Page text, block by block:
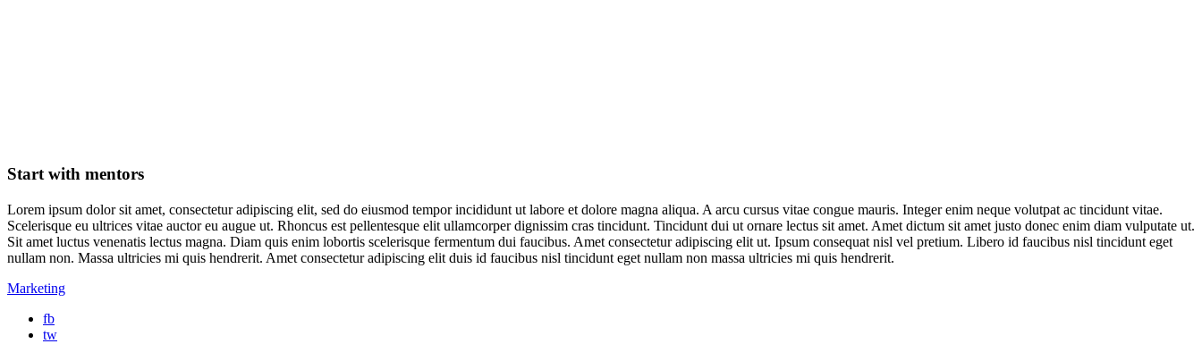
Start with mentors
Lorem ipsum dolor sit amet, consectetur adipiscing elit, sed do eiusmod tempor incididunt ut labore et dolore magna aliqua. A arcu cursus vitae congue mauris. Integer enim neque volutpat ac tincidunt vitae.
Scelerisque eu ultrices vitae auctor eu augue ut. Rhoncus est pellentesque elit ullamcorper dignissim cras tincidunt. Tincidunt dui ut ornare lectus sit amet. Amet dictum sit amet justo donec enim diam vulputate ut.
Sit amet luctus venenatis lectus magna. Diam quis enim lobortis scelerisque fermentum dui faucibus. Amet consectetur adipiscing elit ut. Ipsum consequat nisl vel pretium. Libero id faucibus nisl tincidunt eget
nullam non. Massa ultricies mi quis hendrerit. Amet consectetur adipiscing elit duis id faucibus nisl tincidunt eget nullam non massa ultricies mi quis hendrerit.
Marketing
fb
tw